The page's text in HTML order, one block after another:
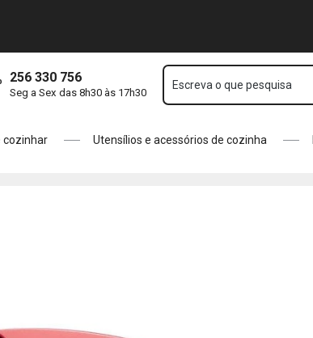
256 330 756
Seg a Sex das 8h30 às 17h30
Escreva o que pesquisa
cozinhar Utensílios e acessórios de cozinha